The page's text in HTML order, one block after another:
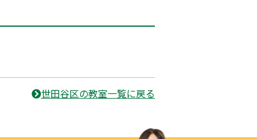
世田谷区の教室一覧に戻る